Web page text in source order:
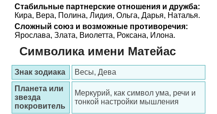
Стабильные партнерские отношения и дружба:
Кира, Вера, Полина, Лидия, Ольга, Дарья, Наталья.
Сложный союз и возможные противоречия:
Ярослава, Злата, Виолетта, Роксана, Илона.
Символика имени Матейас
Знак зодиака
Весы, Дева
Планета или
звезда
покровитель
Меркурий, как символ ума, речи и
тонкой настройки мышления